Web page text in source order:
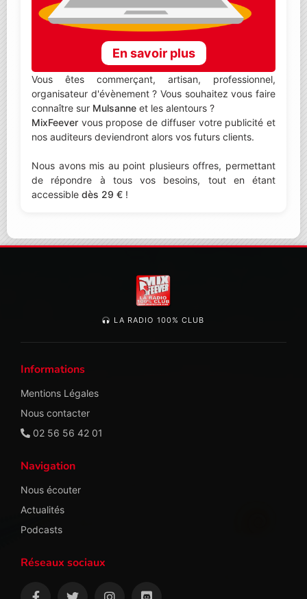
En savoir plus
Vous êtes commerçant, artisan, professionnel,
organisateur d'évènement ? Vous souhaitez vous faire
connaître sur Mulsanne et les alentours ?
MixFeever vous propose de diffuser votre publicité et
nos auditeurs deviendront alors vos futurs clients.
Nous avons mis au point plusieurs offres, permettant
de répondre à tous vos besoins, tout en étant
accessible dès 29 € !
LA RADIO 100% CLUB
Informations
Mentions Légales
Nous contacter
02 56 56 42 01
Navigation
Nous écouter
Actualités
Podcasts
Réseaux sociaux